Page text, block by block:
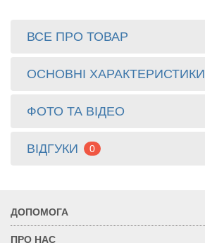
ВСЕ ПРО ТОВАР
ОСНОВНІ ХАРАКТЕРИСТИКИ
ФОТО ТА ВІДЕО
ВІДГУКИ 0
ДОПОМОГА
ПРО НАС